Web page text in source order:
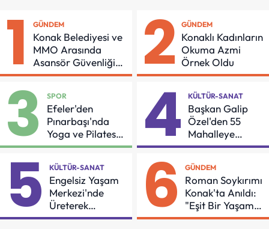
1 GÜNDEM
Konak Belediyesi ve
MMO Arasında
Asansör Güvenliği
İçin Önemli Protokol
2 GÜNDEM
Konaklı Kadınların
Okuma Azmi
Örnek Oldu
3 SPOR
Efeler'den
Pınarbaşı'nda
Yoga ve Pilates
Buluşması
4 KÜLTÜR-SANAT
Başkan Galip
Özel'den 55
Mahalleye
Çocuk Şenliği
5 KÜLTÜR-SANAT
Engelsiz Yaşam
Merkezi'nde
Üreterek
Güçleniyorlar
6 GÜNDEM
Roman Soykırımı
Konak'ta Anıldı:
"Eşit Bir Yaşam
İçin Mücadeleyi